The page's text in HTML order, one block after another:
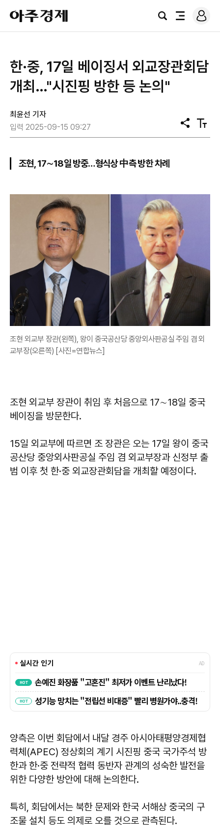
아
주
경
검
전
로
그
한·중, 17일 베이징서 외교장관회담
개최…"시진핑 방한 등 논의"
최윤선 기자
입력 2025-09-15 09:27
공
유
텍
스
조현, 17∼18일 방중…형식상 中측 방한 차례
조현 외교부 장관(왼쪽), 왕이 중국공산당 중앙외사판공실 주임 겸 외
교부장(오른쪽) [사진=연합뉴스]
조현 외교부 장관이 취임 후 처음으로 17∼18일 중국
베이징을 방문한다.
15일 외교부에 따르면 조 장관은 오는 17일 왕이 중국
공산당 중앙외사판공실 주임 겸 외교부장과 신정부 출
범 이후 첫 한·중 외교장관회담을 개최할 예정이다.
양측은 이번 회담에서 내달 경주 아시아태평양경제협
력체(APEC) 정상회의 계기 시진핑 중국 국가주석 방
한과 한·중 전략적 협력 동반자 관계의 성숙한 발전을
위한 다양한 방안에 대해 논의한다.
특히, 회담에서는 북한 문제와 한국 서해상 중국의 구
조물 설치 등도 의제로 오를 것으로 관측된다.